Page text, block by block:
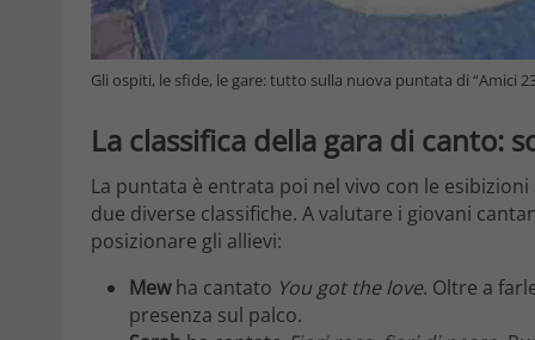
Gli ospiti, le sfide, le gare: tutto sulla nuova puntata di “Amici
La classifica della gara di canto:
La puntata è entrata poi nel vivo con le
due diverse classifiche. A valutare i giovani
posizionare gli allievi:
Mewha cantato You got the love. Oltre a
presenza sul palco.